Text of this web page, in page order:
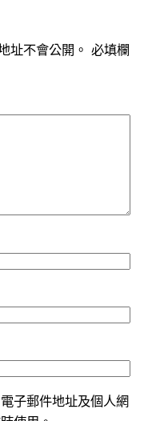
址不會公開。 必填欄
子郵件地址及個人網